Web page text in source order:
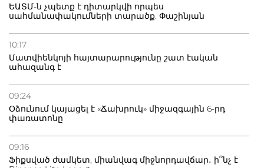
ԵԱՏՄ-ն չպետք է դիտարկվի որպես
սահմանափակումների տարածք. Փաշինյան
10:17
Մատվիենկոյի հայտարարությունը շատ էական
ահազանգ է
09:24
Օձունում կայացել է «Ճախրուկ» միջազգային 6-րդ
փառատոնը
09:16
Ֆիքսված ժամկետ, միանվագ միջնորդավճար․ ի՞նչ է